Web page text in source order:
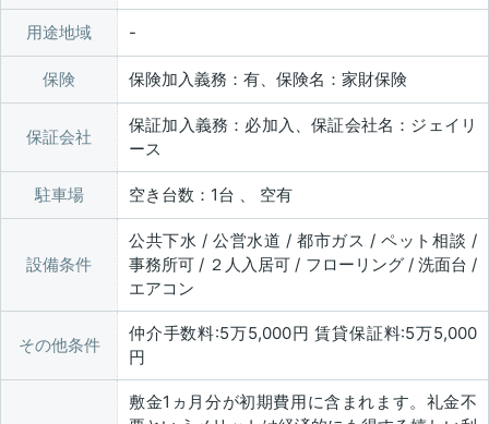
用途地域
保険 保険加入義務：有、保険名：家財保険
保証会社
保証加入義務：必加入、保証会社名：ジェイリ
ース
駐車場 空き台数：1台 、 空有
設備条件
公共下水 / 公営水道 / 都市ガス / ペット相談 /
事務所可 / ２人入居可 / フローリング / 洗面台 /
エアコン
その他条件
仲介手数料:5万5,000円 賃貸保証料:5万5,000
円
敷金1ヵ月分が初期費用に含まれます。礼金不